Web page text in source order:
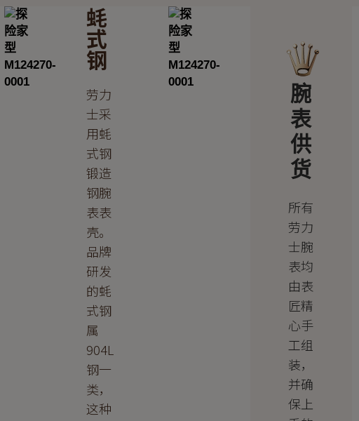
蚝
式
钢
劳力
士采
用蚝
式钢
锻造
钢腕
表表
壳。
品牌
研发
的蚝
式钢
属
904L
钢一
类，
这种
腕
表
供
货
所有
劳力
士腕
表均
由表
匠精
心手
工组
装，
并确
保上